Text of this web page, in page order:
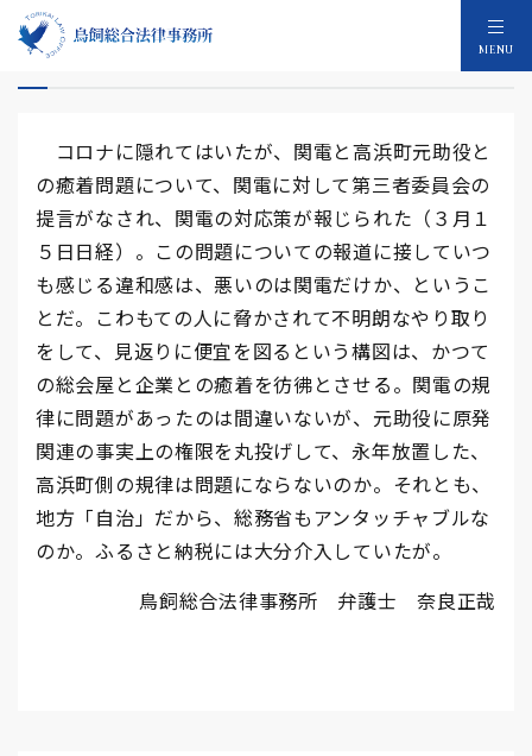
MENU
規律が問題なのは関電だけか？
コロナに隠れてはいたが、関電と高浜町元助役と
の癒着問題について、関電に対して第三者委員会の
提言がなされ、関電の対応策が報じられた（３月１
５日日経）。この問題についての報道に接していつ
も感じる違和感は、悪いのは関電だけか、というこ
とだ。こわもての人に脅かされて不明朗なやり取り
をして、見返りに便宜を図るという構図は、かつて
の総会屋と企業との癒着を彷彿とさせる。関電の規
律に問題があったのは間違いないが、元助役に原発
関連の事実上の権限を丸投げして、永年放置した、
高浜町側の規律は問題にならないのか。それとも、
地方「自治」だから、総務省もアンタッチャブルな
のか。ふるさと納税には大分介入していたが。
鳥飼総合法律事務所 弁護士 奈良正哉